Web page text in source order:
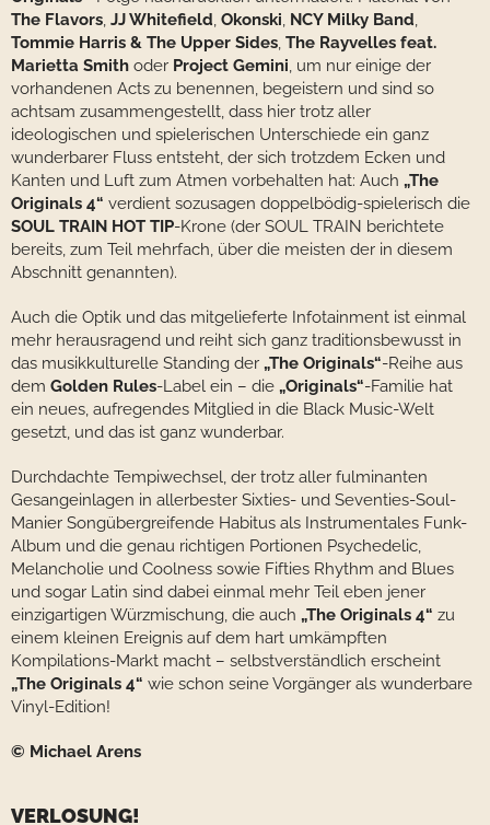
The Flavors, JJ Whitefield, Okonski, NCY Milky Band,
Tommie Harris & The Upper Sides, The Rayvelles feat.
Marietta Smith oder Project Gemini, um nur einige der
vorhandenen Acts zu benennen, begeistern und sind so
achtsam zusammengestellt, dass hier trotz aller
ideologischen und spielerischen Unterschiede ein ganz
wunderbarer Fluss entsteht, der sich trotzdem Ecken und
Kanten und Luft zum Atmen vorbehalten hat: Auch „The
Originals 4“ verdient sozusagen doppelbödig-spielerisch die
SOUL TRAIN HOT TIP-Krone (der SOUL TRAIN berichtete
bereits, zum Teil mehrfach, über die meisten der in diesem
Abschnitt genannten).
Auch die Optik und das mitgelieferte Infotainment ist einmal
mehr herausragend und reiht sich ganz traditionsbewusst in
das musikkulturelle Standing der „The Originals“-Reihe aus
dem Golden Rules-Label ein – die „Originals“-Familie hat
ein neues, aufregendes Mitglied in die Black Music-Welt
gesetzt, und das ist ganz wunderbar.
Durchdachte Tempiwechsel, der trotz aller fulminanten
Gesangeinlagen in allerbester Sixties- und Seventies-Soul-
Manier Songübergreifende Habitus als Instrumentales Funk-
Album und die genau richtigen Portionen Psychedelic,
Melancholie und Coolness sowie Fifties Rhythm and Blues
und sogar Latin sind dabei einmal mehr Teil eben jener
einzigartigen Würzmischung, die auch „The Originals 4“ zu
einem kleinen Ereignis auf dem hart umkämpften
Kompilations-Markt macht – selbstverständlich erscheint
„The Originals 4“ wie schon seine Vorgänger als wunderbare
Vinyl-Edition!
© Michael Arens
VERLOSUNG!